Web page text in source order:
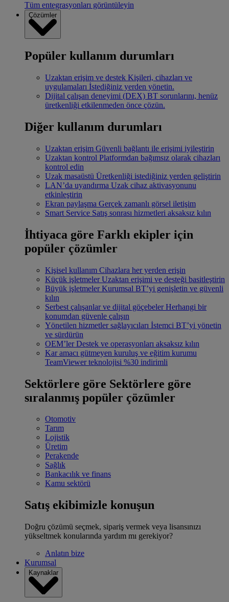
Tüm entegrasyonları görüntüleyin
Çözümler
Popüler kullanım durumları
Uzaktan erişim ve destek Kişileri, cihazları ve
uygulamaları İstediğiniz yerden yönetin.
Dijital çalışan deneyimi (DEX) BT sorunlarını, henüz
üretkenliği etkilenmeden önce çözün.
Diğer kullanım durumları
Uzaktan erişim Güvenli bağlantı ile erişimi iyileştirin
Uzaktan kontrol Platformdan bağımsız olarak cihazları
kontrol edin
Uzak masaüstü Üretkenliği istediğiniz yerden geliştirin
LAN’da uyandırma Uzak cihaz aktivasyonunu
etkinleştirin
Ekran paylaşma Gerçek zamanlı görsel iletişim
Smart Service Satış sonrası hizmetleri aksaksız kılın
İhtiyaca göre Farklı ekipler için
popüler çözümler
Kişisel kullanım Cihazlara her yerden erişin
Küçük işletmeler Uzaktan erişimi ve desteği basitleştirin
Büyük işletmeler Kurumsal BT’yi genişletin ve güvenli
kılın
Serbest çalışanlar ve dijital göçebeler Herhangi bir
konumdan güvenle çalışın
Yönetilen hizmetler sağlayıcıları İstemci BT’yi yönetin
ve sürdürün
OEM’ler Destek ve operasyonları aksaksız kılın
Kar amacı gütmeyen kuruluş ve eğitim kurumu
TeamViewer teknolojisi %30 indirimli
Sektörlere göre Sektörlere göre
sıralanmış popüler çözümler
Otomotiv
Tarım
Lojistik
Üretim
Perakende
Sağlık
Bankacılık ve finans
Kamu sektörü
Satış ekibimizle konuşun
Doğru çözümü seçmek, sipariş vermek veya lisansınızı
yükseltmek konularında yardım mı gerekiyor?
Anlatın bize
Kurumsal
Kaynaklar